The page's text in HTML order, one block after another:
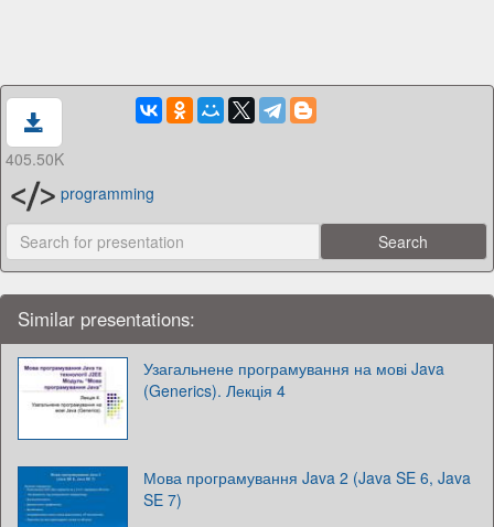
405.50K
programming
Similar presentations:
Узагальнене програмування на мові Java
(Generics). Лекція 4
Мова програмування Java 2 (Java SE 6, Java
SE 7)